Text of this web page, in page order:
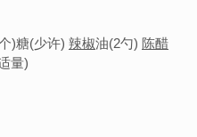
)糖(少许) 辣椒油(2勺) 陈醋
量)